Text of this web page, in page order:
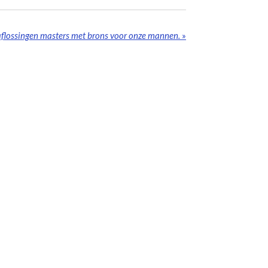
masters met brons voor onze mannen. »